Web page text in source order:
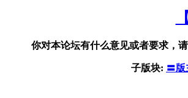
你对本论坛有什么意见或者要求，
子版块: 〓